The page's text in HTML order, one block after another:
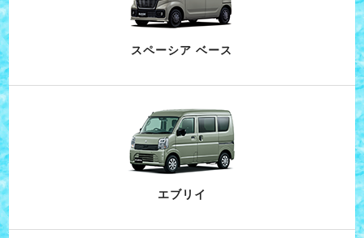
スペーシア ベース
エブリイ